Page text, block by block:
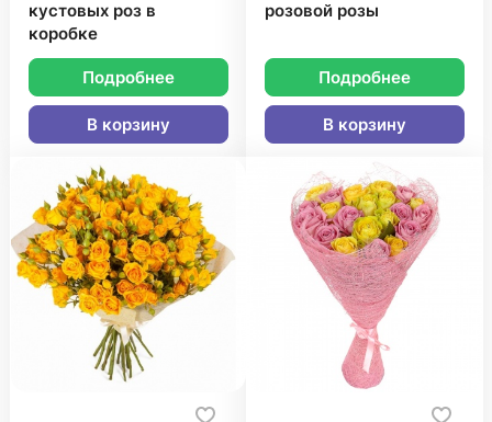
кустовых роз в
коробке
Подробнее
В корзину
розовой розы
Подробнее
В корзину